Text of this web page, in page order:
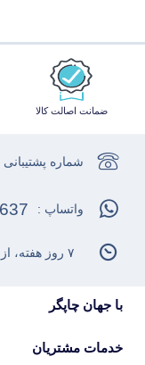
ضمانت اصالت کالا
با جهان چاپگر
خدمات مشتریان
شماره پشتیبانی
واتساپ :
۷ روز هفته، از ساعت ۹ تا ۲۰ پاسخگوی شما هستیم